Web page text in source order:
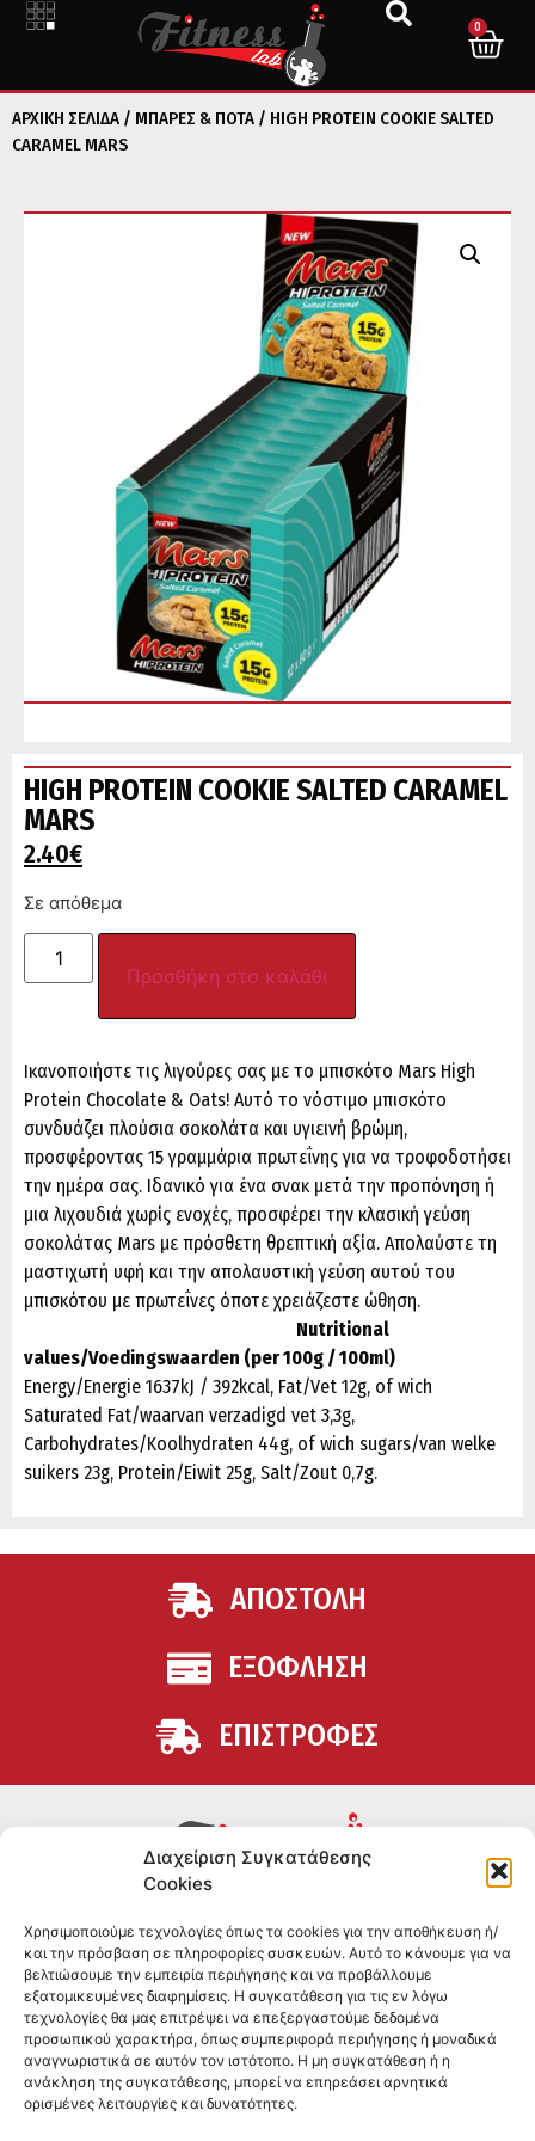
Διαχείριση Συγκατάθεσης
Cookies
Χρησιμοποιούμε τεχνολογίες όπως τα cookies για την αποθήκευση ή/
και την πρόσβαση σε πληροφορίες συσκευών. Αυτό το κάνουμε για να
βελτιώσουμε την εμπειρία περιήγησης και να προβάλλουμε
εξατομικευμένες διαφημίσεις. Η συγκατάθεση για τις εν λόγω
τεχνολογίες θα μας επιτρέψει να επεξεργαστούμε δεδομένα
προσωπικού χαρακτήρα, όπως συμπεριφορά περιήγησης ή μοναδικά
αναγνωριστικά σε αυτόν τον ιστότοπο. Η μη συγκατάθεση ή η
ανάκληση της συγκατάθεσης, μπορεί να επηρεάσει αρνητικά
ορισμένες λειτουργίες και δυνατότητες.
0
ΑΡΧΙΚΉ ΣΕΛΊΔΑ / ΜΠΑΡΕΣ & ΠΟΤΑ / HIGH PROTEIN COOKIE SALTED
CARAMEL MARS
HIGH PROTEIN COOKIE SALTED CARAMEL
MARS
2.40€
Σε απόθεμα
Προσθήκη στο καλάθι
Ικανοποιήστε τις λιγούρες σας με το μπισκότο Mars High
Protein Chocolate & Oats! Αυτό το νόστιμο μπισκότο
συνδυάζει πλούσια σοκολάτα και υγιεινή βρώμη,
προσφέροντας 15 γραμμάρια πρωτεΐνης για να τροφοδοτήσει
την ημέρα σας. Ιδανικό για ένα σνακ μετά την προπόνηση ή
μια λιχουδιά χωρίς ενοχές, προσφέρει την κλασική γεύση
σοκολάτας Mars με πρόσθετη θρεπτική αξία. Απολαύστε τη
μαστιχωτή υφή και την απολαυστική γεύση αυτού του
μπισκότου με πρωτεΐνες όποτε χρειάζεστε ώθηση.
Nutritional
values/Voedingswaarden (per 100g / 100ml)
Energy/Energie 1637kJ / 392kcal, Fat/Vet 12g, of wich
Saturated Fat/waarvan verzadigd vet 3,3g,
Carbohydrates/Koolhydraten 44g, of wich sugars/van welke
suikers 23g, Protein/Eiwit 25g, Salt/Zout 0,7g.
ΑΠΟΣΤΟΛΗ
ΕΞΟΦΛΗΣΗ
ΕΠΙΣΤΡΟΦΕΣ
θέλουν να βελτιώσουν τη διατροφή και την υγεία τους.
Επώνυμα brands και εμπειρία ετών στο χώρο.
ΠΛΗΡΟΦΟΡΙΕΣ
-ΤΗΛ:2551 181428
–ΟΡΟΙ & ΠΡΟΣΩΠΙΚΑ ΔΕΔΟΜΕΝΑ